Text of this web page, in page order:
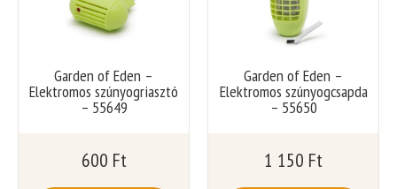
Garden of Eden –
Elektromos szúnyogriasztó
– 55649
600 Ft
Garden of Eden –
Elektromos szúnyogcsapda
– 55650
1 150 Ft